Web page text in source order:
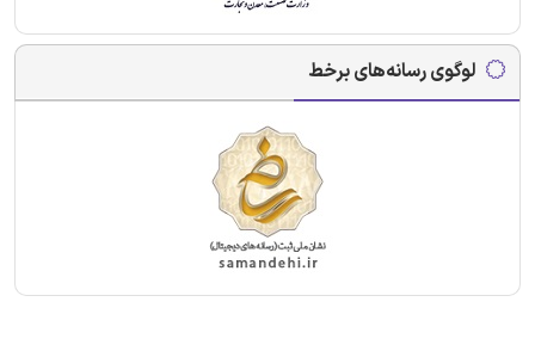
لوگوی رسانه‌های برخط